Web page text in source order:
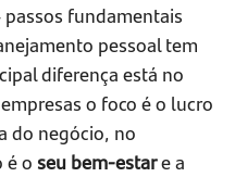
fundamentais
pessoal tem
diferença está no
o foco é o lucro
do negócio, no
é o seu bem-estare a